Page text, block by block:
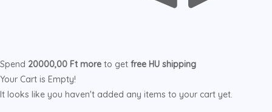
Spend 20000,00 Ft more to get free HU shipping
Your Cart is Empty!
It looks like you haven't added any items to your cart yet.